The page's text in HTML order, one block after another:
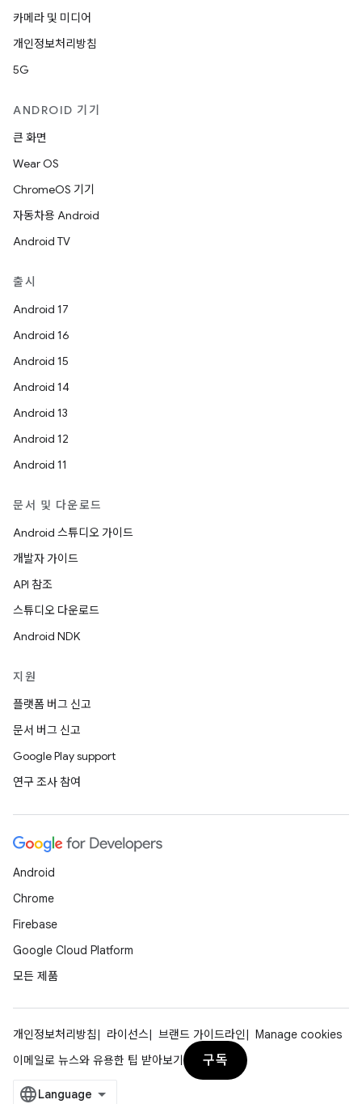
카메라 및 미디어
개인정보처리방침
5G
ANDROID 기기
큰 화면
Wear OS
ChromeOS 기기
자동차용 Android
Android TV
출시
Android 17
Android 16
Android 15
Android 14
Android 13
Android 12
Android 11
문서 및 다운로드
Android 스튜디오 가이드
개발자 가이드
API 참조
스튜디오 다운로드
Android NDK
지원
플랫폼 버그 신고
문서 버그 신고
Google Play support
연구 조사 참여
Android
Chrome
Firebase
Google Cloud Platform
모든 제품
개인정보처리방침 라이선스 브랜드 가이드라인
Manage cookies
이메일로 뉴스와 유용한 팁 받아보기
구독